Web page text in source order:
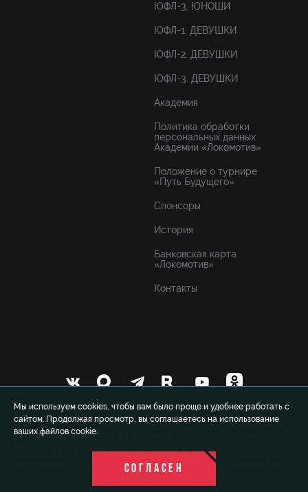
Мы используем cookies, чтобы вам было проще и удобнее работать с
сайтом. Продолжая просмотр, вы соглашаетесь на использование
ваших файлов cookie.
СОГЛАСЕН
ЮФЛ-3. ЮНОШИ
ЮФЛ-1. ДЕВУШКИ
ЮФЛ-2. ДЕВУШКИ
ЮФЛ-3. ДЕВУШКИ
Академия
Политика обработки
персональных данных
Академии «Локомотив»
Положение о турнире
«Путь Будущего»
Спонсоры
История
Банковская карта
«Локомотив»
Контакты
© 1999-2026 FCLM.RU Футбольный клуб «Локомотив»
Москва. При полном или частичном использовании
материалов ссылка на официальный сайт ФК «Локомотив»